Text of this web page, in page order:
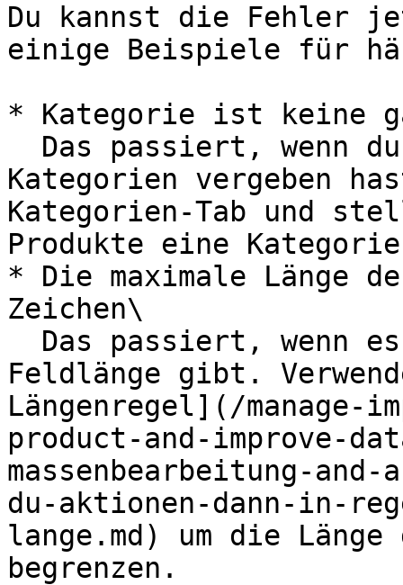
Du kannst die Fehler
einige Beispiele für
* Kategorie ist keine
Kategorien vergeben
Kategorien-Tab und
Produkte eine
* Die maximale Länge
Zeichen\
Feldlänge gibt.
Längenregel](/manage-
product-and-improve-
massenbearbeitung-
du-aktionen-dann-in-
lange.md) um die
begrenzen.